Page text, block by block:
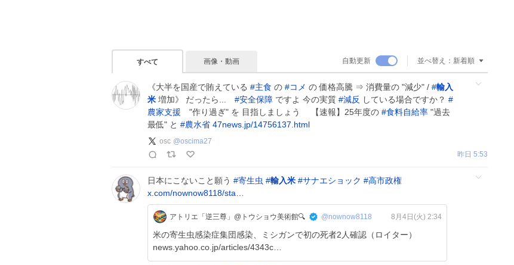
す
すべて 画像・動画 自動更新 並べ替え： 新着順
《大半を国産で賄えている #主食 の #コメ の 価格高騰 ⇒ 消費量の "減少" / #輸入
米 増加》 だったら... #安全保障 ですよ 今の実質 #減反 している場合ですか？ #
農家支援 "作り過ぎ" を 目指しましょう 【速報】25年度の #食料自給率 "過去
最低" と #農水省 47news.jp/14756137.html
osc @oscima27
昨日 5:53
日本にこないこと願う #寄生虫 #輸入米 #サナエショック #高市政権
x.com/nownow8118/sta…
アトリエ「逆三尊」@トウショウ美術館🔍 @nownow8118 8月4日(火) 2:34
米の寄生虫感染症集団感染、ミシガンで初の死者2人確認（ロイター）
news.yahoo.co.jp/articles/4343c…